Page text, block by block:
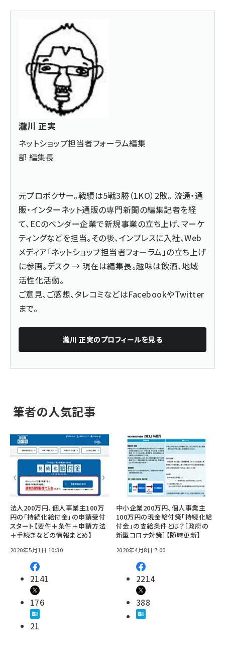
瀧川 正実
ネットショップ担当者フォーラム編集
部 編集長
元プロボクサー。戦績は5戦3勝（1KO）2敗。 流通・通
販・インターネット通販の専門新聞の編集記者を経
て、ECのベンダー企業で新規事業の立ち上げ、マーケ
ティングなどを担当。その後、インプレスに入社、Web
メディア「ネットショップ担当者フォーラム」の立ち上げ
に参画。デスク → 現在は編集長。趣味は飲酒、地域
活性化活動。
ご意見、ご感想、タレコミなどはFacebookやTwitter
まで。
瀧川 正実のプロフィールを見る
筆者の人気記事
法人200万円、個人事業主100万
円の「持続化給付金」の申請受付
スタート【要件＋条件＋申請方法
＋手続きなどの情報まとめ】
2020年5月1日 10:30
2141
176
21
中小企業200万円、個人事業主
100万円の現金給付策「持続化給
付金」の支給条件とは？［政府の
新型コロナ対策］【随時更新】
2020年4月8日 7:00
2214
388